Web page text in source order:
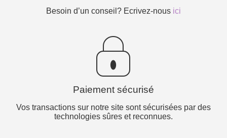
Besoin d’un conseil? Ecrivez-nous ici
Paiement sécurisé
Vos transactions sur notre site sont sécurisées par des
technologies sûres et reconnues.